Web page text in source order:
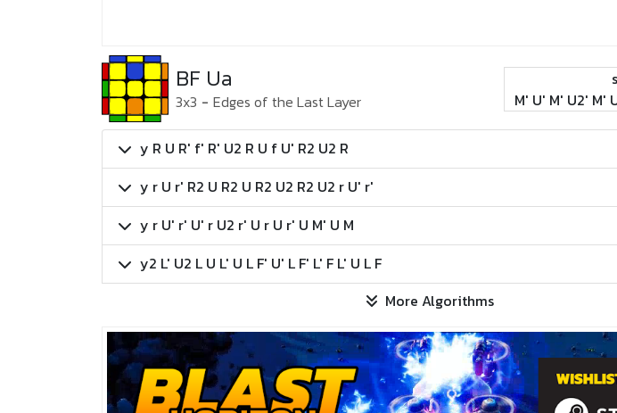
BF Ua
3x3 - Edges of the Last Layer
M' U' M' U2' M'
y R U R' f' R' U2 R U f U' R2 U2 R
y r U r' R2 U R2 U R2 U2 R2 U2 r U' r'
y r U' r' U' r U2 r' U r U r' U M' U M
y2 L' U2 L U L' U L F' U' L F' L' F L' U L F
More Algorithms